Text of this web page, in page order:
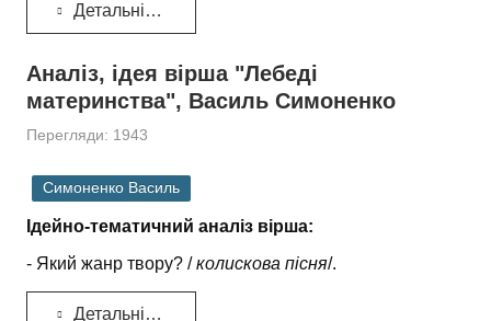
Детальніше...
Аналіз, ідея вірша "Лебеді
материнства", Василь Симоненко
Перегляди: 1943
Симоненко Василь
Ідейно-тематичний аналіз вірша:
- Який жанр твору? /колискова пісня/.
Детальніше...